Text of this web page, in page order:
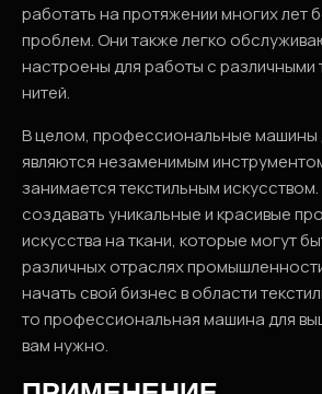
работать на протяжении многих лет
проблем. Они также легко
настроены для работы с различными
нитей.
В целом, профессиональные машины
являются незаменимым
занимается текстильным
создавать уникальные и красивые
искусства на ткани, которые могут
различных отраслях
начать свой бизнес в области
то профессиональная машина для
вам нужно.